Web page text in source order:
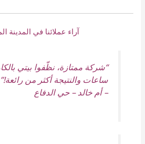
آراء عملائنا في المدينة
“شركة ممتازة، نظّفوا بيتي
ساعات والنتيجة أكثر من رائعة!”
–أم خالد – حي الدفاع